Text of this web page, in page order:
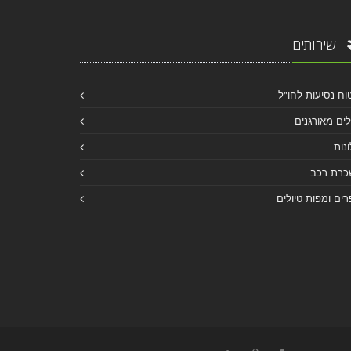
שירותים
נסיעות לחו"ל
מאורגנים
רכב
ומפות טיולים